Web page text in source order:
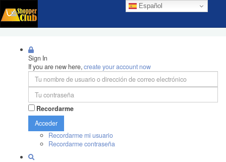
Español
Sign In
If you are new here,create your account now
Recordarme
Acceder
Recordarme mi usuario
Recordarme contraseña